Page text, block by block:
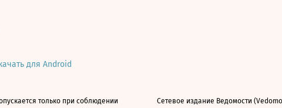
для Android
только при соблюдении
Сетевое издание Ведомости